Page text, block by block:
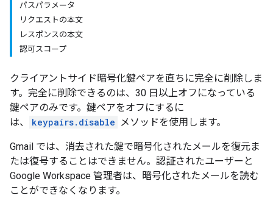
パスパラメータ
リクエストの本文
レスポンスの本文
認可スコープ
クライアントサイド暗号化鍵ペアを直ちに完全に削除しま
す。完全に削除できるのは、30 日以上オフになっている
鍵ペアのみです。鍵ペアをオフにするに
は、
keypairs.disable メソッドを使用します。
Gmail では、消去された鍵で暗号化されたメールを復元ま
たは復号することはできません。認証されたユーザーと
Google Workspace 管理者は、暗号化されたメールを読む
ことができなくなります。